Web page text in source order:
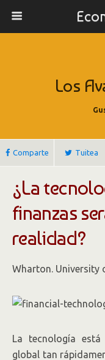
Los
Comparte Tuitea
¿La
finanzas
realidad?
Wharton. University
La tecnología
global tan